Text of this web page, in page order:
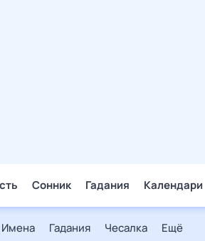
Сонник Гадания Календари
Имена Гадания Чесалка Ещё